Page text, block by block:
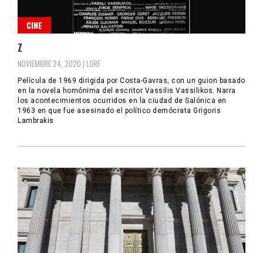
CINE
Z
NOVIEMBRE 24, 2020 | LORF
Película de 1969 dirigida por Costa-Gavras, con un guion basado
en la novela homónima del escritor Vassilis Vassilikos. Narra
los acontecimientos ocurridos en la ciudad de Salónica en
1963 en que fue asesinado el político demócrata Grigoris
Lambrakis